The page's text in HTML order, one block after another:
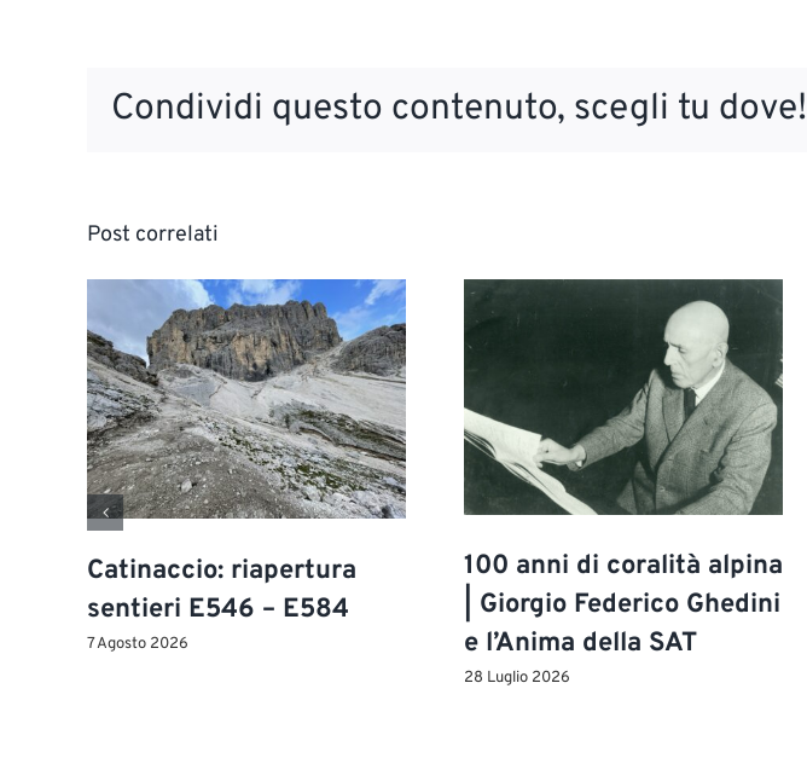
Condividi questo contenuto, scegli tu dove!
Post correlati
Catinaccio: riapertura
sentieri E546 – E584
7 Agosto 2026
100 anni di coralità alpina
| Giorgio Federico Ghedini
e l’Anima della SAT
28 Luglio 2026